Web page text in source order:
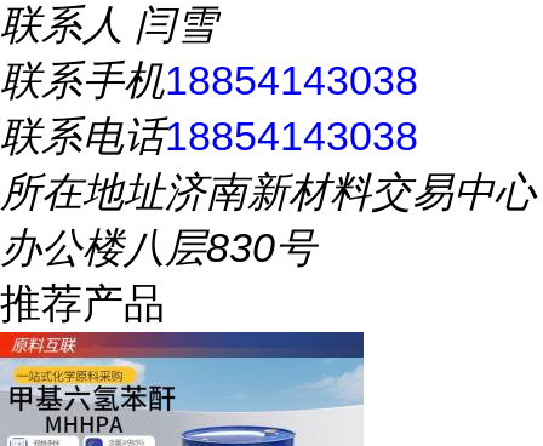
联系人 闫雪
联系手机18854143038
联系电话18854143038
所在地址济南新材料交易中心
办公楼八层830号
推荐产品